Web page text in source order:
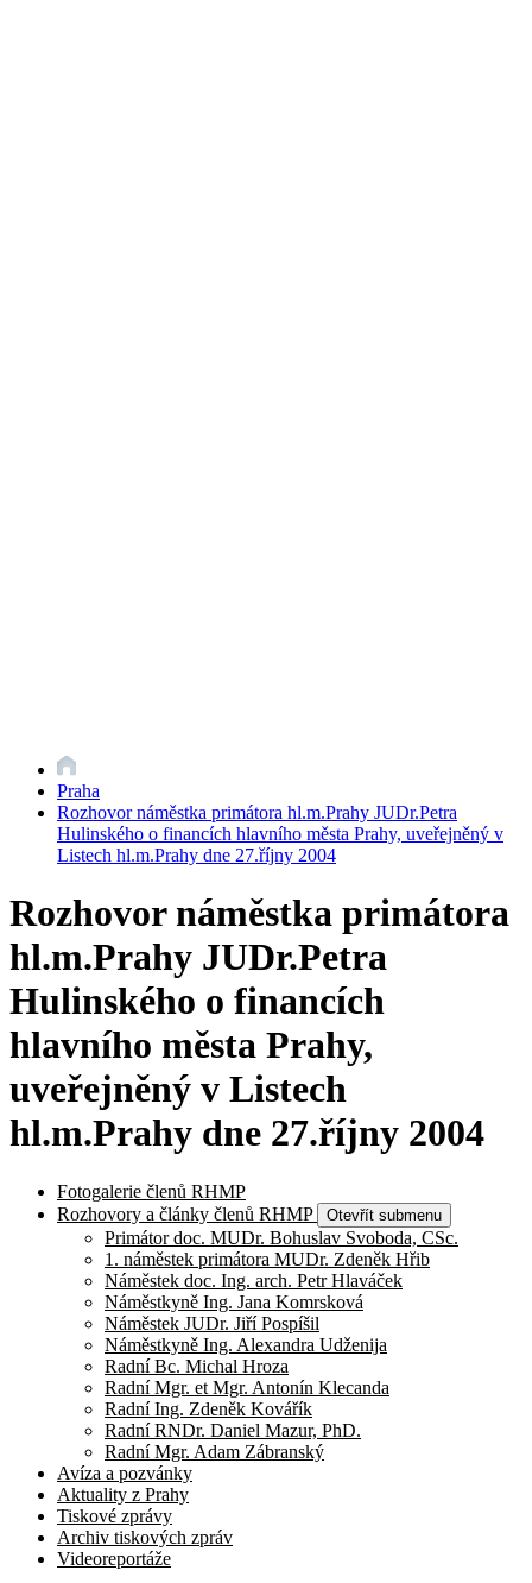
Praha
Rozhovor náměstka primátora hl.m.Prahy JUDr.Petra
Hulinského o financích hlavního města Prahy, uveřejněný v
Listech hl.m.Prahy dne 27.říjny 2004
Rozhovor náměstka primátora
hl.m.Prahy JUDr.Petra
Hulinského o financích
hlavního města Prahy,
uveřejněný v Listech
hl.m.Prahy dne 27.říjny 2004
Fotogalerie členů RHMP
Rozhovory a články členů RHMP
Otevřít submenu
Primátor doc. MUDr. Bohuslav Svoboda, CSc.
1. náměstek primátora MUDr. Zdeněk Hřib
Náměstek doc. Ing. arch. Petr Hlaváček
Náměstkyně Ing. Jana Komrsková
Náměstek JUDr. Jiří Pospíšil
Náměstkyně Ing. Alexandra Udženija
Radní Bc. Michal Hroza
Radní Mgr. et Mgr. Antonín Klecanda
Radní Ing. Zdeněk Kovářík
Radní RNDr. Daniel Mazur, PhD.
Radní Mgr. Adam Zábranský
Avíza a pozvánky
Aktuality z Prahy
Tiskové zprávy
Archiv tiskových zpráv
Videoreportáže